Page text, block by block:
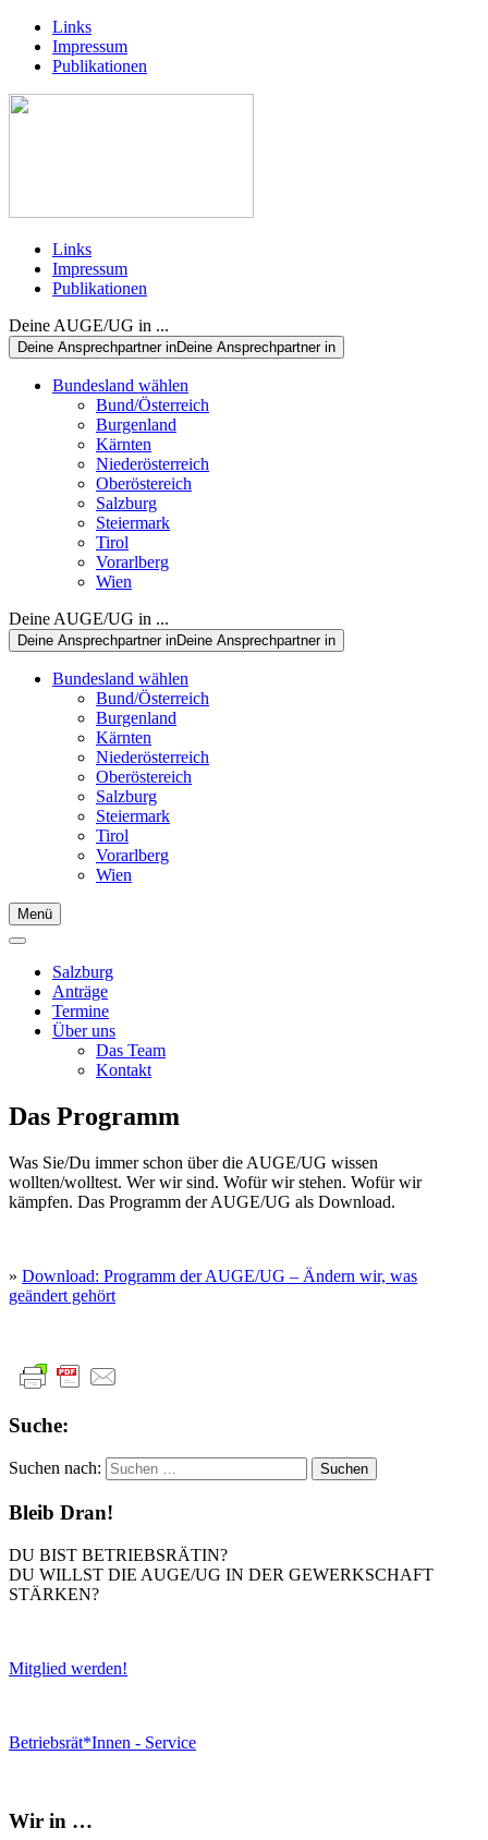
Links
Impressum
Publikationen
Links
Impressum
Publikationen
Deine AUGE/UG in ...
Deine Ansprechpartner inDeine Ansprechpartner in
Bundesland wählen
Bund/Österreich
Burgenland
Kärnten
Niederösterreich
Oberöstereich
Salzburg
Steiermark
Tirol
Vorarlberg
Wien
Deine AUGE/UG in ...
Deine Ansprechpartner inDeine Ansprechpartner in
Bundesland wählen
Bund/Österreich
Burgenland
Kärnten
Niederösterreich
Oberöstereich
Salzburg
Steiermark
Tirol
Vorarlberg
Wien
Menü
Salzburg
Anträge
Termine
Über uns
Das Team
Kontakt
Das Programm
Was Sie/Du immer schon über die AUGE/UG wissen
wollten/wolltest. Wer wir sind. Wofür wir stehen. Wofür wir
kämpfen. Das Programm der AUGE/UG als Download.
» Download: Programm der AUGE/UG – Ändern wir, was
geändert gehört
Suche:
Suchen nach:
Bleib Dran!
DU BIST BETRIEBSRÄTIN?
DU WILLST DIE AUGE/UG IN DER GEWERKSCHAFT
STÄRKEN?
Mitglied werden!
Betriebsrät*Innen - Service
Wir in …